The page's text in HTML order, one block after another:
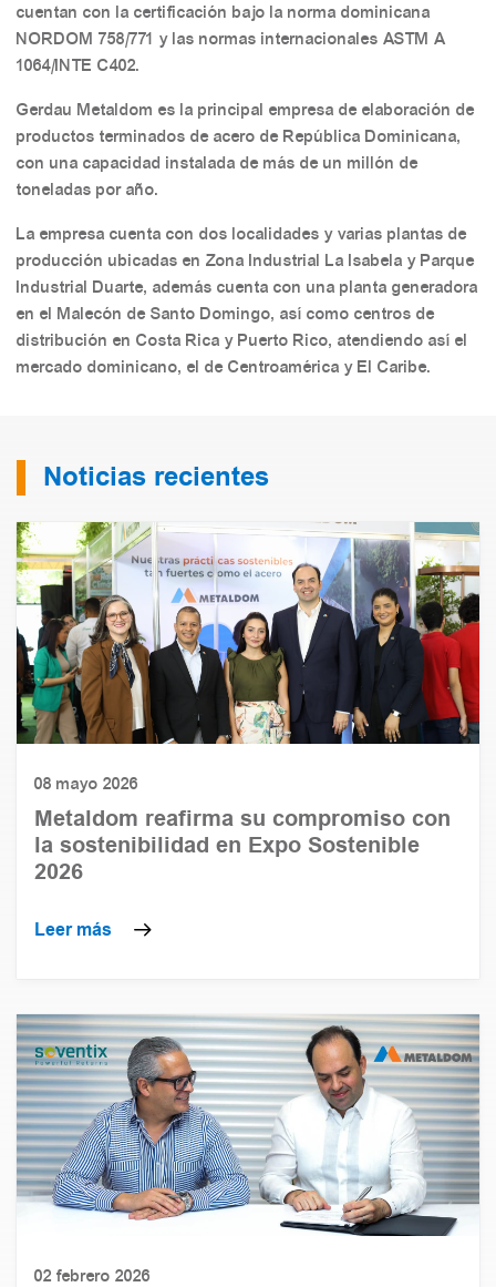
cuentan con la certificación bajo la norma dominicana
NORDOM 758/771 y las normas internacionales ASTM A
1064/INTE C402.
Gerdau Metaldom es la principal empresa de elaboración de
productos terminados de acero de República Dominicana,
con una capacidad instalada de más de un millón de
toneladas por año.
La empresa cuenta con dos localidades y varias plantas de
producción ubicadas en Zona Industrial La Isabela y Parque
Industrial Duarte, además cuenta con una planta generadora
en el Malecón de Santo Domingo, así como centros de
distribución en Costa Rica y Puerto Rico, atendiendo así el
mercado dominicano, el de Centroamérica y El Caribe.
Noticias recientes
08 mayo 2026
Metaldom reafirma su compromiso con
la sostenibilidad en Expo Sostenible
2026
Leer más
02 febrero 2026